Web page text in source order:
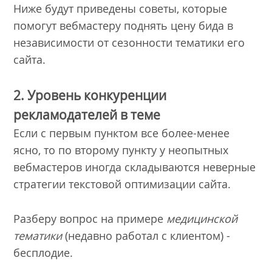
Ниже будут приведены советы, которые
помогут вебмастеру поднять цену бида в
независимости от сезонности тематики его
сайта.
2. Уровень конкуренции
рекламодателей в теме
Если с первым пунктом все более-менее
ясно, то по второму пункту у неопытных
вебмастеров иногда складываются неверные
стратегии текстовой оптимизации сайта.
Разберу вопрос на примере медицинской
тематики(недавно работал с клиентом) -
бесплодие.